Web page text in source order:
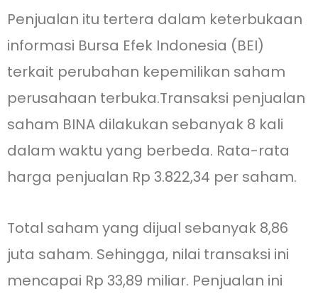
Penjualan itu tertera dalam keterbukaan
informasi Bursa Efek Indonesia (BEI)
terkait perubahan kepemilikan saham
perusahaan terbuka.Transaksi penjualan
saham BINA dilakukan sebanyak 8 kali
dalam waktu yang berbeda. Rata-rata
harga penjualan Rp 3.822,34 per saham.
Total saham yang dijual sebanyak 8,86
juta saham. Sehingga, nilai transaksi ini
mencapai Rp 33,89 miliar. Penjualan ini